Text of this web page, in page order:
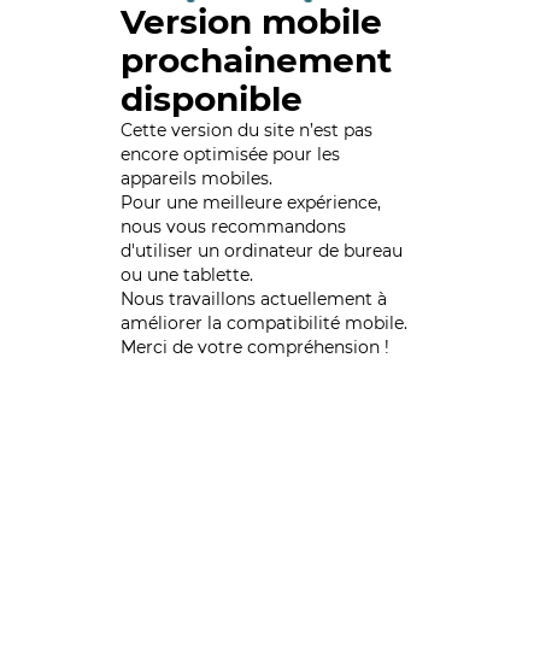
Version mobile
prochainement
disponible
Cette version du site n’est pas
encore optimisée pour les
appareils mobiles.
Pour une meilleure expérience,
nous vous recommandons
d'utiliser un ordinateur de bureau
ou une tablette.
Nous travaillons actuellement à
améliorer la compatibilité mobile.
Merci de votre compréhension !